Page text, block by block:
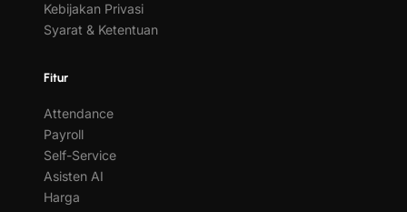
Kebijakan Privasi
Syarat & Ketentuan
Fitur
Attendance
Payroll
Self-Service
Asisten AI
Harga